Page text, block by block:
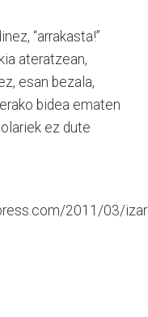
“arrakasta!”
ateratzean,
esan bezala,
bidea ematen
ez dute
2011/03/